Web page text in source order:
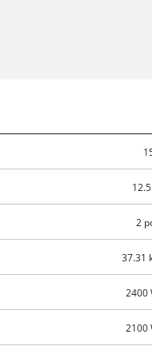
2
37.31
2400
2100